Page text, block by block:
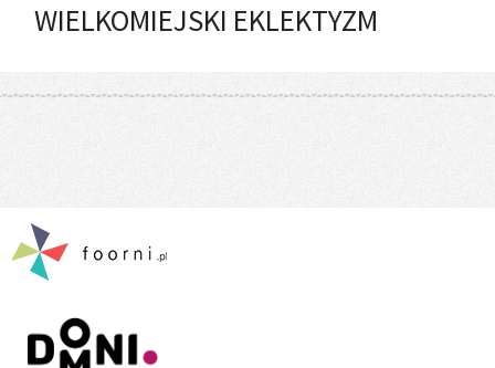
WIELKOMIEJSKI EKLEKTYZM